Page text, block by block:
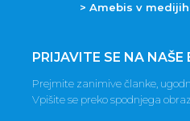
> Amebis v medijih
PRIJAVITE SE NA NAŠE
Prejmite zanimive članke,
Vpišite se preko spodnjega